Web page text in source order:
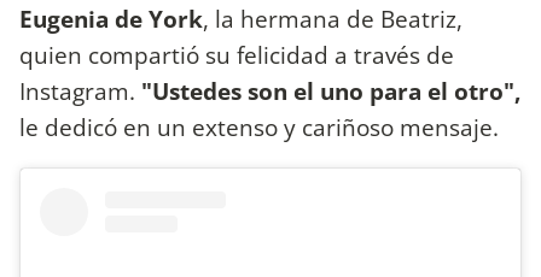
Eugenia de York, la hermana de Beatriz,
quien compartió su felicidad a través de
Instagram. "Ustedes son el uno para el otro",
le dedicó en un extenso y cariñoso mensaje.